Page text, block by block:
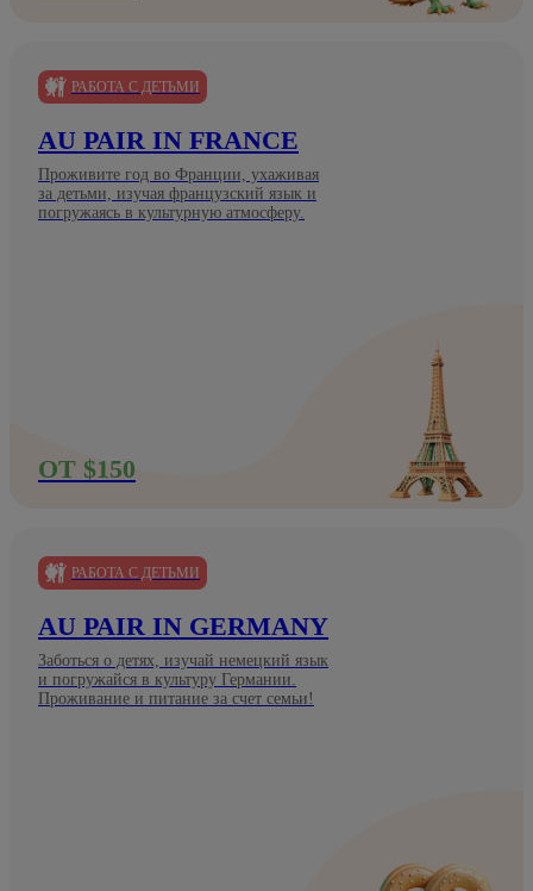
РАБОТА С ДЕТЬМИ
AU PAIR IN FRANCE
Проживите год во Франции, ухаживая
за детьми, изучая французский язык и
погружаясь в культурную атмосферу.
ОТ $150
РАБОТА С ДЕТЬМИ
AU PAIR IN GERMANY
Заботься о детях, изучай немецкий язык
и погружайся в культуру Германии.
Проживание и питание за счет семьи!